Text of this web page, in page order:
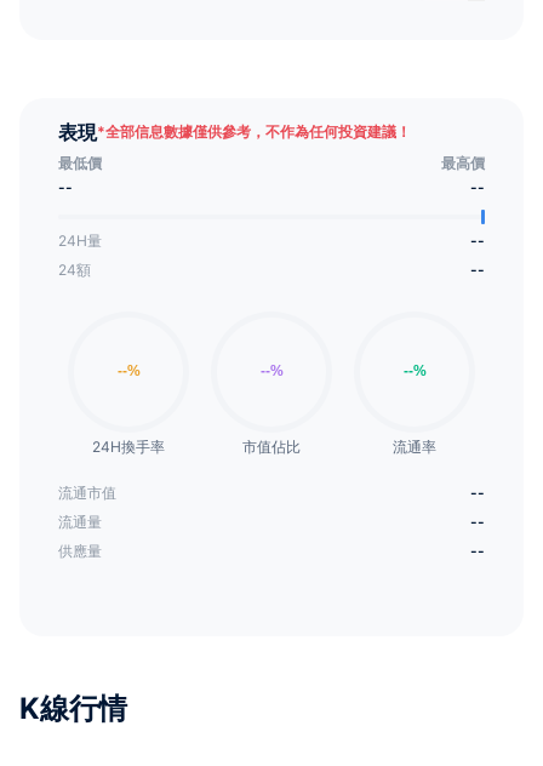
将其销毁来实现的，而且没有任何增发。
表現*全部信息數據僅供參考，不作為任何投資建議！
最低價
最高價
--
--
24H量
--
24額
--
24H換手率 市值佔比 流通率
流通市值
--
流通量
--
供應量
--
K線行情